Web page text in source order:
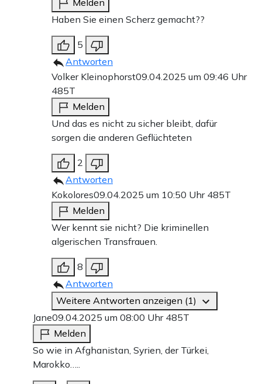
Haben Sie einen Scherz gemacht??
5
Antworten
Volker Kleinophorst09.04.2025 um 09:46 Uhr
485T
Melden
Und das es nicht zu sicher bleibt, dafür
sorgen die anderen Geflüchteten
2
Antworten
Kokolores09.04.2025 um 10:50 Uhr 485T
Melden
Wer kennt sie nicht? Die kriminellen
algerischen Transfrauen.
8
Antworten
Weitere Antworten anzeigen (1)
Jane09.04.2025 um 08:00 Uhr 485T
Melden
So wie in Afghanistan, Syrien, der Türkei,
Marokko…..